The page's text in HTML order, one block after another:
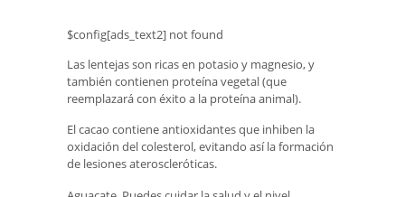
$config[ads_text2] not found
Las lentejas son ricas en potasio y magnesio, y
también contienen proteína vegetal (que
reemplazará con éxito a la proteína animal).
El cacao contiene antioxidantes que inhiben la
oxidación del colesterol, evitando así la formación
de lesiones ateroscleróticas.